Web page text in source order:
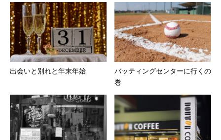
出会いと別れと年末年始
バッティングセンターに行くの
巻